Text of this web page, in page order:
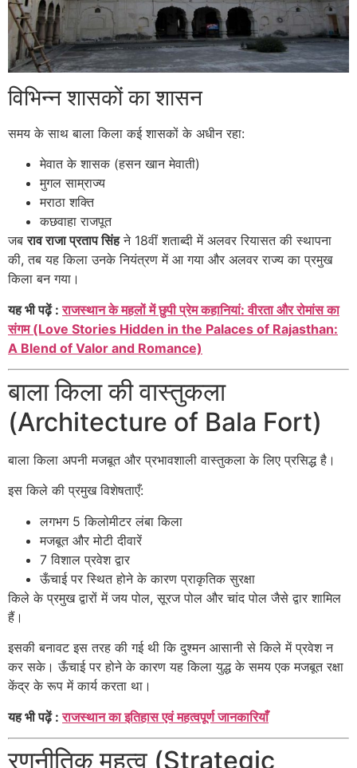
विभिन्न शासकों का शासन
समय के साथ बाला किला कई शासकों के अधीन रहा:
मेवात के शासक (हसन खान मेवाती)
मुगल साम्राज्य
मराठा शक्ति
कछवाहा राजपूत
जबराव राजा प्रताप सिंहने 18वीं शताब्दी में अलवर रियासत की स्थापना
की, तब यह किला उनके नियंत्रण में आ गया और अलवर राज्य का प्रमुख
किला बन गया।
यह भी पढ़ें :राजस्थान के महलों में छुपी प्रेम कहानियां: वीरता और रोमांस का
संगम (Love Stories Hidden in the Palaces of Rajasthan:
A Blend of Valor and Romance)
बाला किला की वास्तुकला
(Architecture of Bala Fort)
बाला किला अपनी मजबूत और प्रभावशाली वास्तुकला के लिए प्रसिद्ध है।
इस किले की प्रमुख विशेषताएँ:
लगभग 5 किलोमीटर लंबा किला
मजबूत और मोटी दीवारें
7 विशाल प्रवेश द्वार
ऊँचाई पर स्थित होने के कारण प्राकृतिक सुरक्षा
किले के प्रमुख द्वारों में जय पोल, सूरज पोल और चांद पोल जैसे द्वार शामिल
हैं।
इसकी बनावट इस तरह की गई थी कि दुश्मन आसानी से किले में प्रवेश न
कर सके। ऊँचाई पर होने के कारण यह किला युद्ध के समय एक मजबूत रक्षा
केंद्र के रूप में कार्य करता था।
यह भी पढ़ें :राजस्थान का इतिहास एवं महत्वपूर्ण जानकारियाँ
रणनीतिक महत्व (Strategic